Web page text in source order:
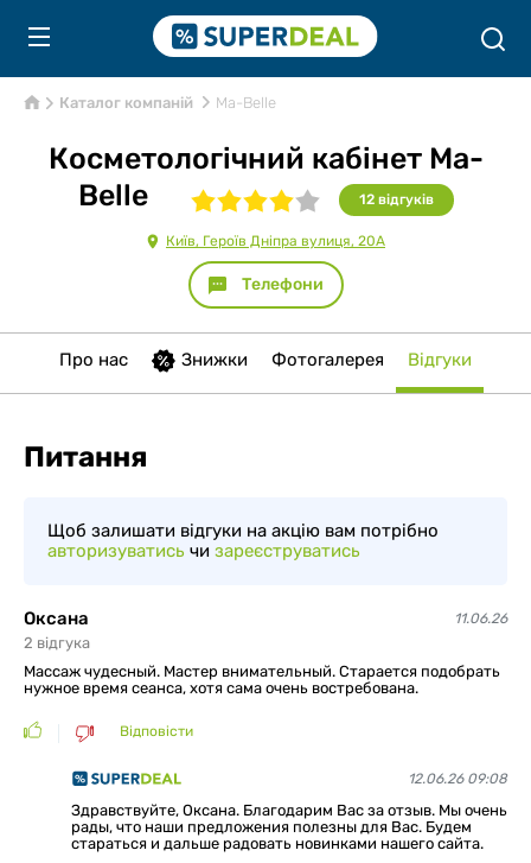
Каталог компаній Ma-Belle
Косметологічний кабінет Ma-
Belle
12 відгуків
Київ, Героїв Дніпра вулиця, 20А
Телефони
Про нас Знижки Фотогалерея Відгуки
Питання
Щоб залишати відгуки на акцію вам потрібно
авторизуватись чи зареєструватись
Оксана 11.06.26
2 відгукa
Массаж чудесный. Мастер внимательный. Старается подобрать
нужное время сеанса, хотя сама очень востребована.
Відповісти
12.06.26 09:08
Здравствуйте, Оксана. Благодарим Вас за отзыв. Мы очень
рады, что наши предложения полезны для Вас. Будем
стараться и дальше радовать новинками нашего сайта.